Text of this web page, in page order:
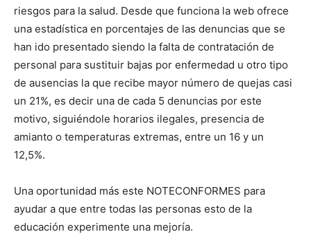
riesgos para la salud. Desde que funciona la web ofrece
una estadística en porcentajes de las denuncias que se
han ido presentado siendo la falta de contratación de
personal para sustituir bajas por enfermedad u otro tipo
de ausencias la que recibe mayor número de quejas casi
un 21%, es decir una de cada 5 denuncias por este
motivo, siguiéndole horarios ilegales, presencia de
amianto o temperaturas extremas, entre un 16 y un
12,5%.
Una oportunidad más este NOTECONFORMES para
ayudar a que entre todas las personas esto de la
educación experimente una mejoría.